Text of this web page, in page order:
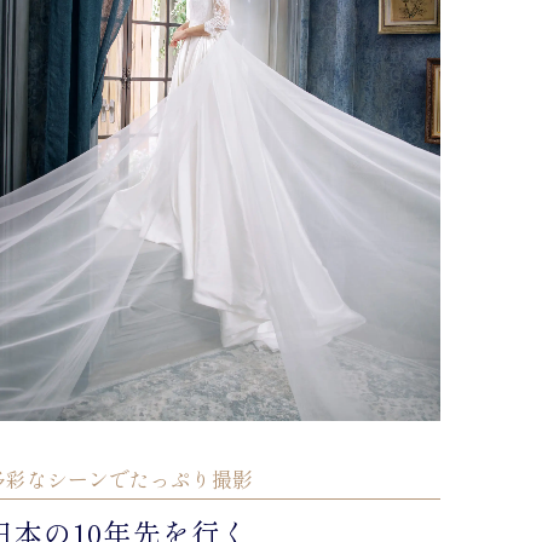
彩なシーンでたっぷり撮影
本の10年先を行く